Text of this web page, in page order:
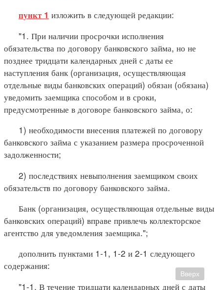
пункт 1 изложить в следующей редакции:
"1. При наличии просрочки исполнения
обязательства по договору банковского займа, но не
позднее тридцати календарных дней с даты ее
наступления банк (организация, осуществляющая
отдельные виды банковских операций) обязан (обязана)
уведомить заемщика способом и в сроки,
предусмотренные в договоре банковского займа, о:
1) необходимости внесения платежей по договору
банковского займа с указанием размера просроченной
задолженности;
2) последствиях невыполнения заемщиком своих
обязательств по договору банковского займа.
Банк (организация, осуществляющая отдельные виды
банковских операций) вправе привлечь коллекторское
агентство для уведомления заемщика.";
дополнить пунктами 1-1, 1-2 и 2-1 следующего
содержания:
"1-1. В течение тридцати календарных дней с даты
Вверх